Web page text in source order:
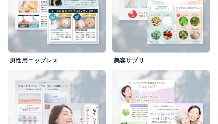
男性用ニップレス 美容サプリ